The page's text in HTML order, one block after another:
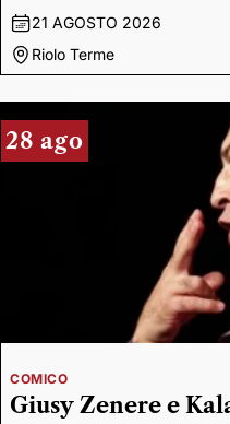
21 AGOSTO 2026
Riolo Terme
28 ago
COMICO
Giusy Zenere e